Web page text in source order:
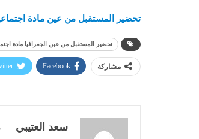
تحضير المستقبل من عين مادة اجتماعيات
تحضير المستقبل من عين الجغرافيا مادة
مشاركة Facebook
سعد العتيبي